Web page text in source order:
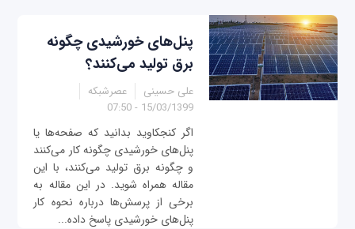
پنل‌های خورشیدی چگونه
برق تولید می‌کنند؟
علی حسینی
عصرشبکه
15/03/1399 - 07:50
اگر کنجکاوید بدانید که صفحه‌ها یا
پنل‌های خورشیدی چگونه کار می‌کنند
و چگونه برق تولید می‌کنند، با این
مقاله همراه شوید. در این مقاله به
برخی از پرسش‌ها درباره نحوه کار
پنل‌های خورشیدی پاسخ داده...